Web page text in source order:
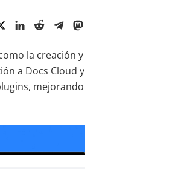
la creación y
a Docs Cloud y
mejorando